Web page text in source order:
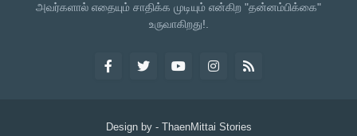
அவர்களால் எதையும் சாதிக்க முடியும் என்கிற "தன்னம்பிக்கை"
உருவாகிறது!.
Design by - ThaenMittai Stories